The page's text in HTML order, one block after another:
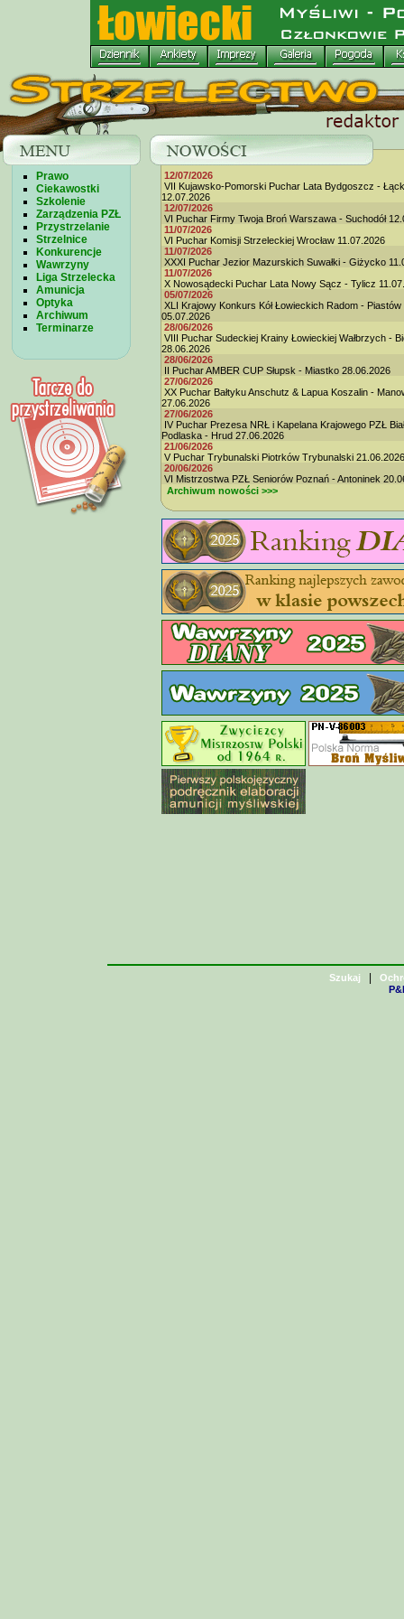
Prawo
Ciekawostki
Szkolenie
Zarządzenia PZŁ
Przystrzelanie
Strzelnice
Konkurencje
Wawrzyny
Liga Strzelecka
Amunicja
Optyka
Archiwum
Terminarze
12/07/2026
VII Kujawsko-Pomorski Puchar Lata Bydgoszcz -
12.07.2026
12/07/2026
VI Puchar Firmy Twoja Broń Warszawa - Suchodół
11/07/2026
VI Puchar Komisji Strzeleckiej Wrocław 11.07.2026
11/07/2026
XXXI Puchar Jezior Mazurskich Suwałki - Giżycko
11/07/2026
X Nowosądecki Puchar Lata Nowy Sącz - Tylicz
05/07/2026
XLI Krajowy Konkurs Kół Łowieckich Radom - Piastów
05.07.2026
28/06/2026
VIII Puchar Sudeckiej Krainy Łowieckiej Wałbrzych -
28.06.2026
28/06/2026
II Puchar AMBER CUP Słupsk - Miastko 28.06.2026
27/06/2026
XX Puchar Bałtyku Anschutz & Lapua Koszalin -
27.06.2026
27/06/2026
IV Puchar Prezesa NRŁ i Kapelana Krajowego PZŁ
Podlaska - Hrud 27.06.2026
21/06/2026
V Puchar Trybunalski Piotrków Trybunalski 21.06.2026
20/06/2026
VI Mistrzostwa PZŁ Seniorów Poznań - Antoninek
Archiwum nowości >>>
Szukaj